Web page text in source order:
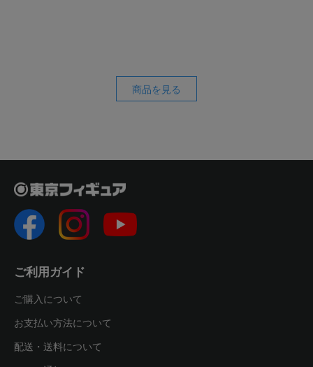
商品を見る
ご利用ガイド
ご購入について
お支払い方法について
配送・送料について